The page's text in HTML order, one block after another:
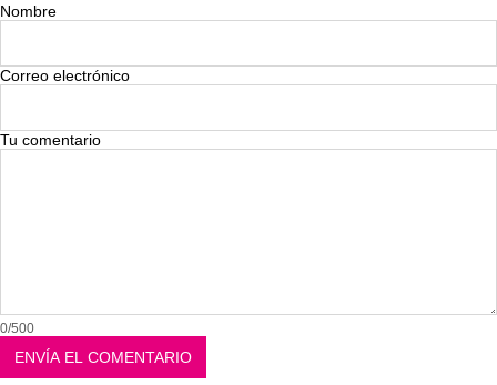
Nombre
Correo electrónico
Tu comentario
0/500